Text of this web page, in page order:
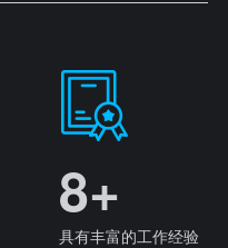
8+
具有丰富的工作经验